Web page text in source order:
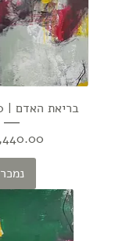
בריאת האדם | 60*80 ס"מ
מחיר
נמכר